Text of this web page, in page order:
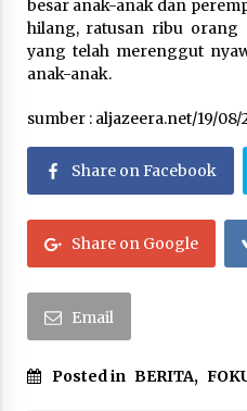
besar anak-anak dan
hilang, ratusan ribu orang
yang telah merenggut
anak-anak.
sumber : aljazeera.net/19/08/
Share on Facebook
Share on Google
Email
Posted in BERITA,